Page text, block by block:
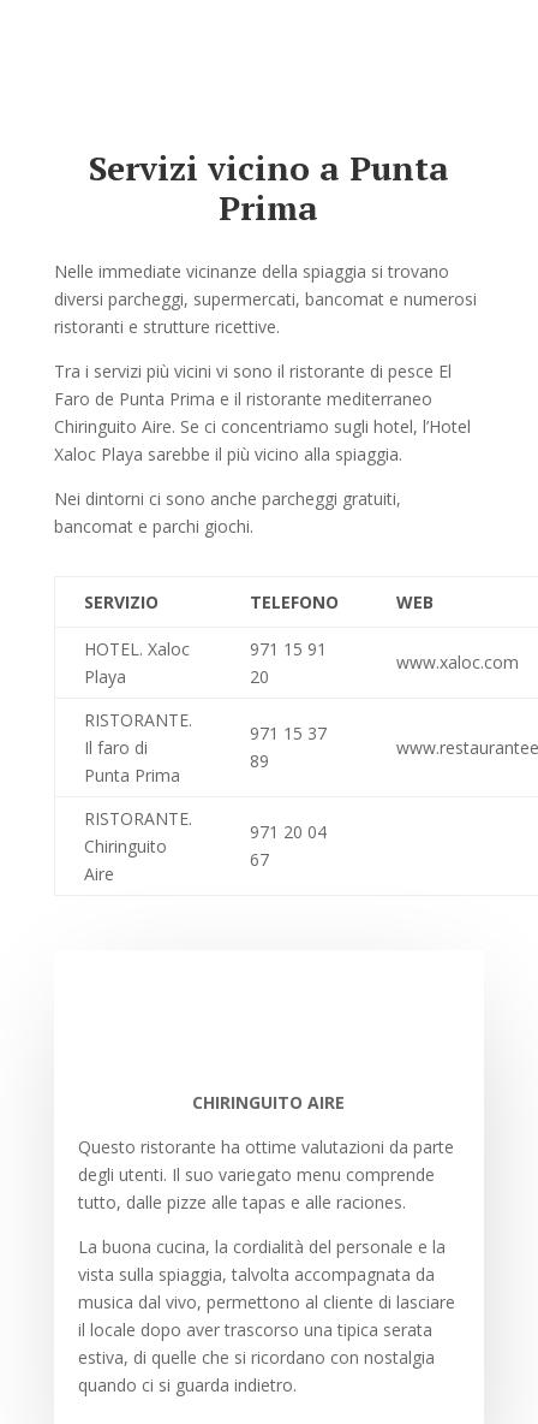
Servizi vicino a Punta
Prima
Nelle immediate vicinanze della spiaggia si trovano
diversi parcheggi, supermercati, bancomat e numerosi
ristoranti e strutture ricettive.
Tra i servizi più vicini vi sono il ristorante di pesce El
Faro de Punta Prima e il ristorante mediterraneo
Chiringuito Aire. Se ci concentriamo sugli hotel, l’Hotel
Xaloc Playa sarebbe il più vicino alla spiaggia.
Nei dintorni ci sono anche parcheggi gratuiti,
bancomat e parchi giochi.
SERVIZIO TELEFONO WEB
HOTEL. Xaloc
Playa
971 15 91
20
www.xaloc.com
RISTORANTE.
Il faro di
Punta Prima
971 15 37
89
RISTORANTE.
Chiringuito
Aire
971 20 04
67
CHIRINGUITO AIRE
Questo ristorante ha ottime valutazioni da parte
degli utenti. Il suo variegato menu comprende
tutto, dalle pizze alle tapas e alle raciones.
La buona cucina, la cordialità del personale e la
vista sulla spiaggia, talvolta accompagnata da
musica dal vivo, permettono al cliente di lasciare
il locale dopo aver trascorso una tipica serata
estiva, di quelle che si ricordano con nostalgia
quando ci si guarda indietro.